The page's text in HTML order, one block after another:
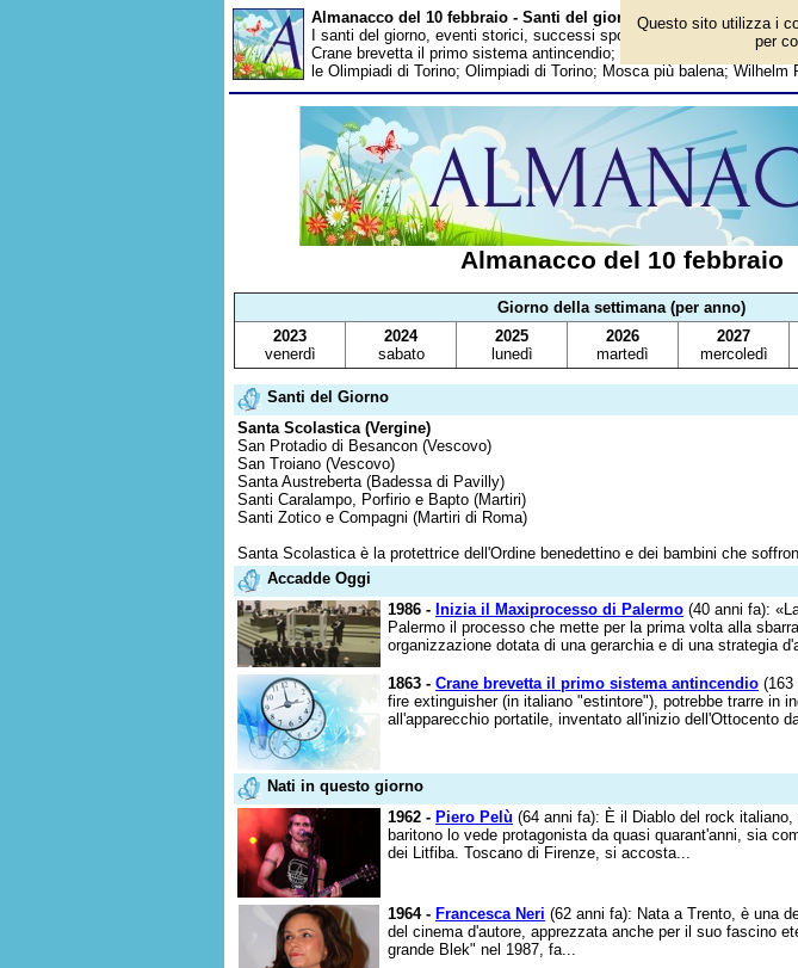
Almanacco del 10 febbraio - Santi del giorno
I santi del giorno, eventi storici, successi sportivi, anniversari e
Crane brevetta il primo sistema antincendio; Piero Pelù; Francesca
le Olimpiadi di Torino; Olimpiadi di Torino; Mosca più balena;
Almanacco del 10 febbraio
Giorno della settimana (per anno)
2023
venerdì
2024
sabato
2025
lunedì
2026
martedì
2027
mercoledì
Santi del Giorno
Santa Scolastica (Vergine)
San Protadio di Besancon (Vescovo)
San Troiano (Vescovo)
Santa Austreberta (Badessa di Pavilly)
Santi Caralampo, Porfirio e Bapto (Martiri)
Santi Zotico e Compagni (Martiri di Roma)
Santa Scolastica è la protettrice dell'Ordine benedettino e dei bambini che
Accadde Oggi
1986 - Inizia il Maxiprocesso di Palermo (40 anni fa):
Palermo il processo che mette per la prima volta alla
organizzazione dotata di una gerarchia e di una strategia
1863 - Crane brevetta il primo sistema antincendio (163
fire extinguisher (in italiano "estintore"), potrebbe trarre in
all'apparecchio portatile, inventato all'inizio dell'Ottocento
Nati in questo giorno
1962 - Piero Pelù (64 anni fa): È il Diablo del rock
baritono lo vede protagonista da quasi quarant'anni, sia
dei Litfiba. Toscano di Firenze, si accosta...
1964 - Francesca Neri (62 anni fa): Nata a Trento, è una
del cinema d'autore, apprezzata anche per il suo fascino
grande Blek" nel 1987, fa...
Questo sito utilizza i
per